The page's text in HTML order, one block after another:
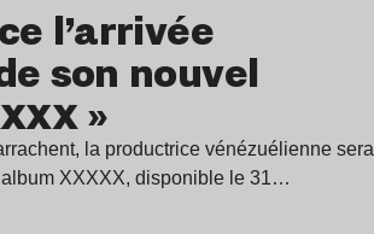
l’arrivée
son nouvel
»
la productrice vénézuélienne sera
XXXXX, disponible le 31…